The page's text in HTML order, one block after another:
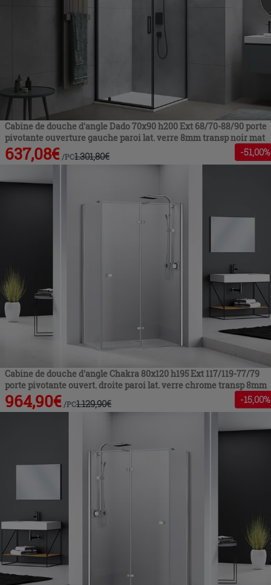
Cabine de douche d'angle Dado 70x90 h200 Ext 68/70-88/90 porte
pivotante ouverture gauche paroi lat. verre 8mm transp noir mat
637,08€ /PC1.301,80€ -51,00%
Cabine de douche d'angle Chakra 80x120 h195 Ext 117/119-77/79
porte pivotante ouvert. droite paroi lat. verre chrome transp 8mm
964,90€ /PC1.129,90€ -15,00%